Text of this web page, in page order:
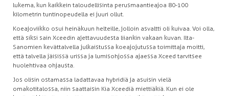
lukema, kun kaikkein taloudellisinta perusmaantieajoa 80-100
kilometrin tuntinopeudella ei juuri ollut.
Koeajoviikko osui heinäkuun helteille, jolloin asvaltti oli kuivaa. Voi olla,
että siksi sain Xceedin ajettavuudesta liiankin vakaan kuvan. Ilta-
Sanomien kevättalvella julkaistussa koeajojutussa toimittaja moitti,
että talvella jäisissä urissa ja lumisohjossa ajaessa Xceed tarvitsee
huolehtivaa ohjausta.
Jos olisin ostamassa ladattavaa hybridiä ja asuisin vielä
omakotitalossa, niin saattaisin Kia Xceediä miettiäkiä. Kun ei ole